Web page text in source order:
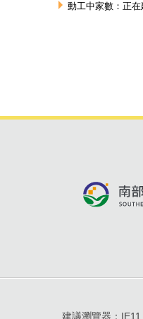
動工中家數：正
建議瀏覽器：